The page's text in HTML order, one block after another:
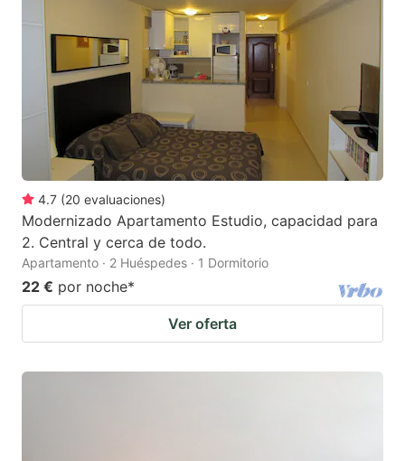
4.7 (20 evaluaciones)
Modernizado Apartamento Estudio, capacidad para
2. Central y cerca de todo.
Apartamento · 2 Huéspedes · 1 Dormitorio
22 € por noche*
Ver oferta